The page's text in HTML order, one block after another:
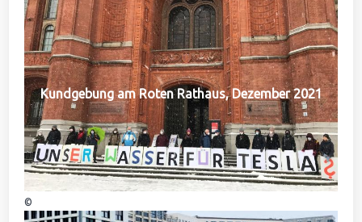
Kundgebung am Roten Rathaus, Dezember 2021
©